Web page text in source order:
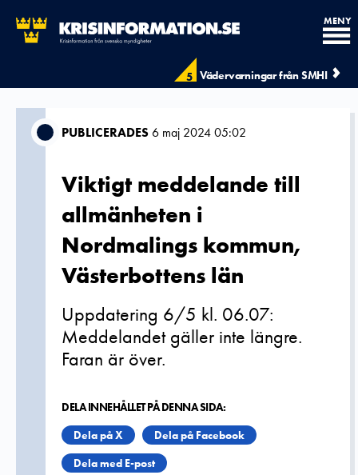
5 Vädervarningar från SMHI
MENY
PUBLICERADES6 maj 2024 05:02
Viktigt meddelande till
allmänheten i
Nordmalings kommun,
Västerbottens län
Uppdatering 6/5 kl. 06.07:
Meddelandet gäller inte längre.
Faran är över.
DELA INNEHÅLLET PÅ DENNA SIDA:
Dela på X
Dela på Facebook
Dela med E-post